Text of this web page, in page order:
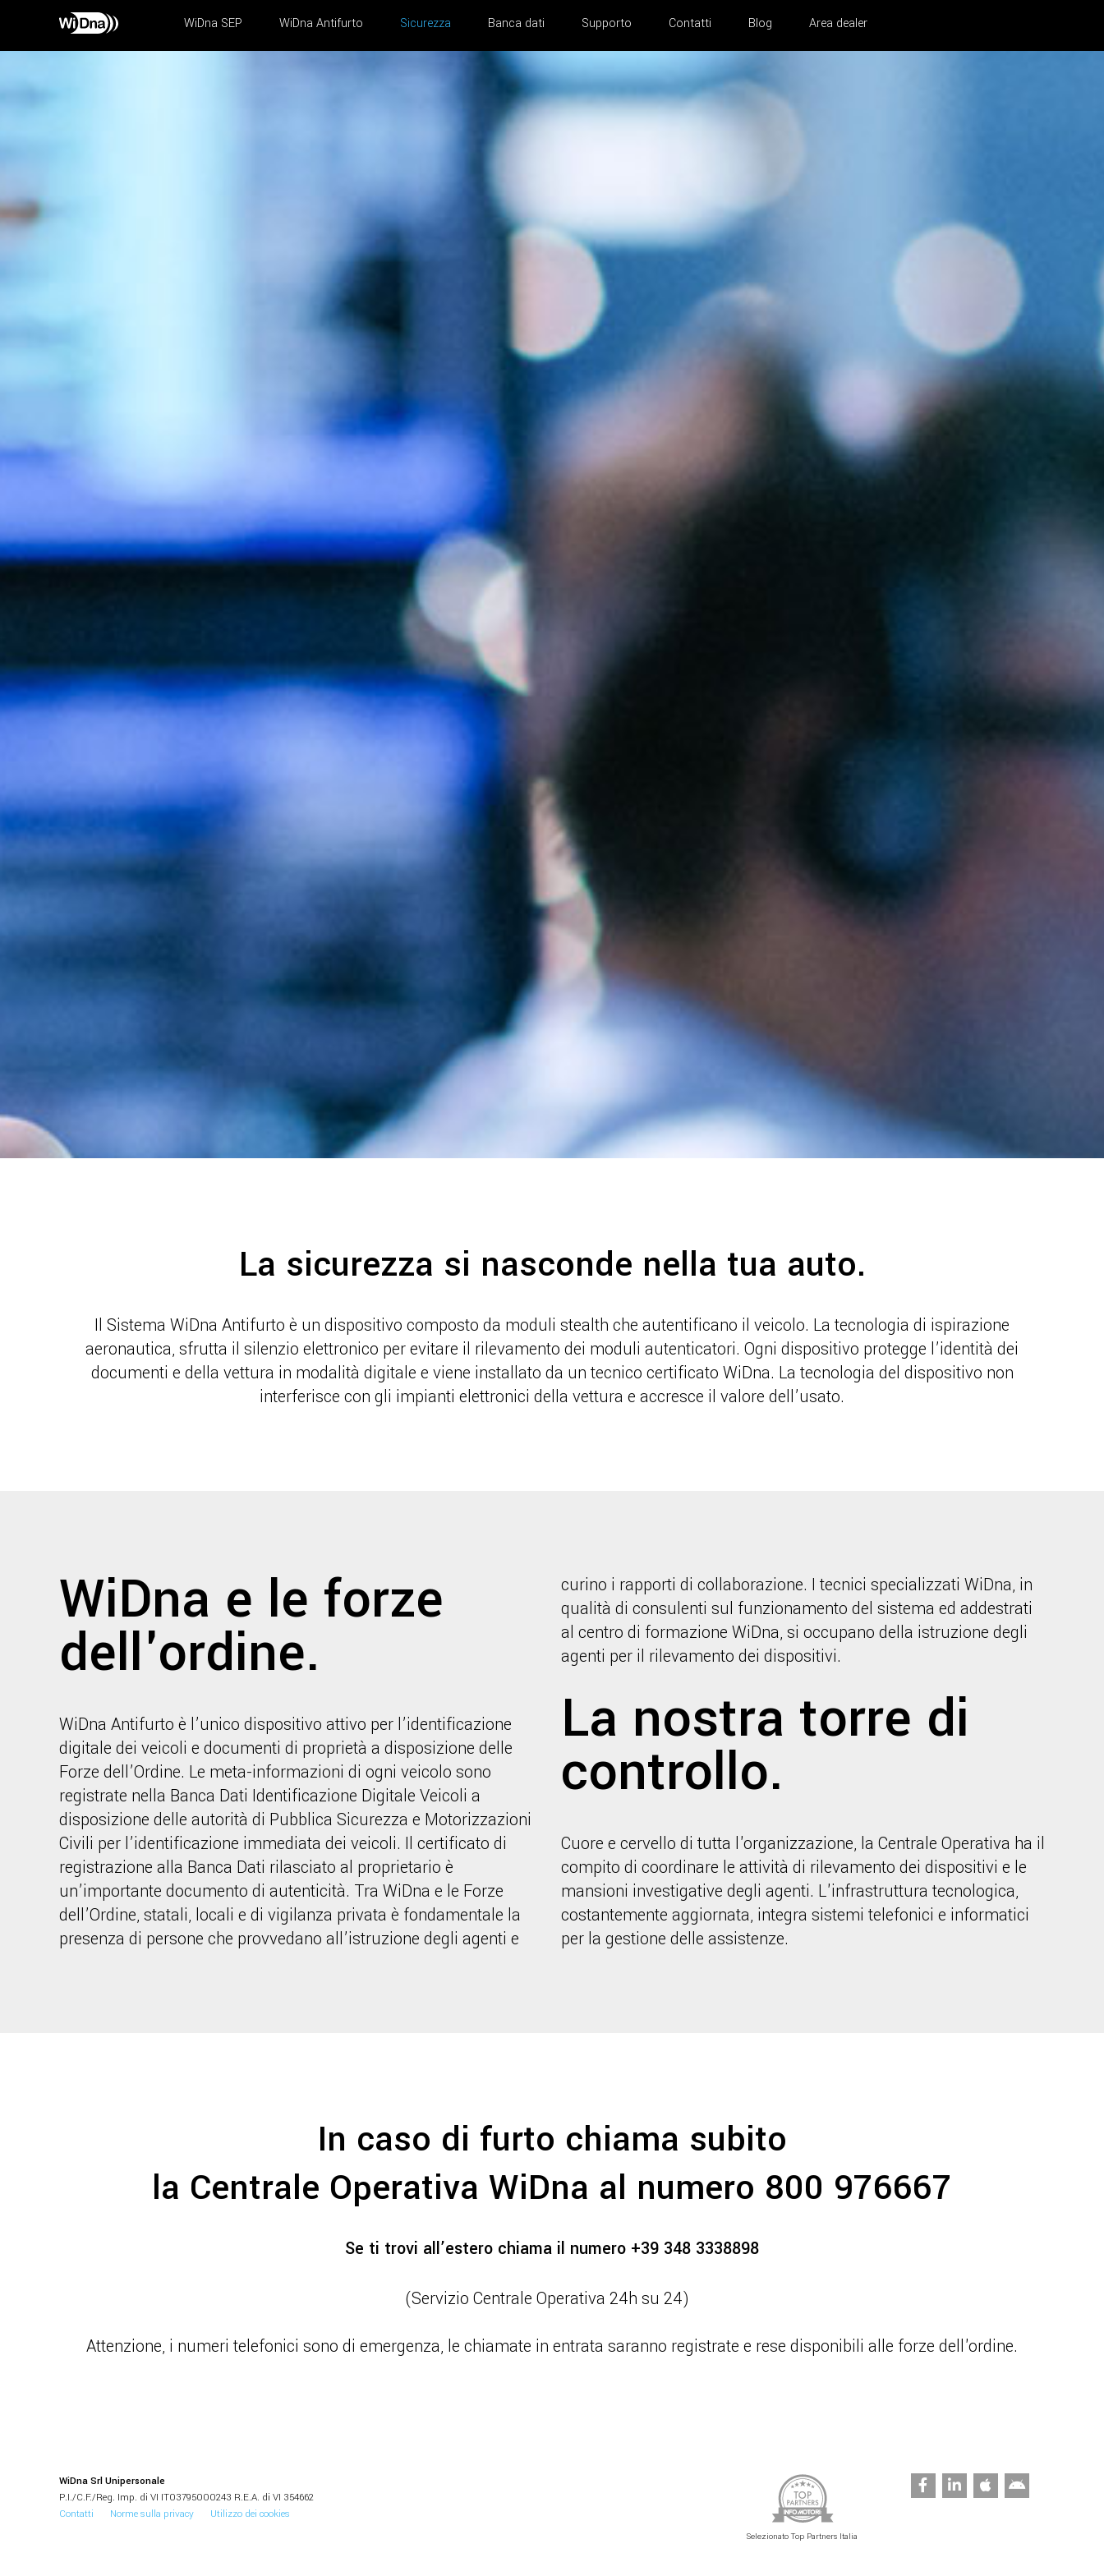
WiDna SEP WiDna Antifurto Sicurezza Banca dati Supporto Contatti Blog Area dealer
La sicurezza si nasconde nella tua auto.
Il Sistema WiDna Antifurto è un dispositivo composto da moduli stealth che autentificano il veicolo. La tecnologia di ispirazione
aeronautica, sfrutta il silenzio elettronico per evitare il rilevamento dei moduli autenticatori. Ogni dispositivo protegge l’identità dei
documenti e della vettura in modalità digitale e viene installato da un tecnico certificato WiDna. La tecnologia del dispositivo non
interferisce con gli impianti elettronici della vettura e accresce il valore dell’usato.
WiDna e le forze
dell'ordine.
WiDna Antifurto è l’unico dispositivo attivo per l’identificazione
digitale dei veicoli e documenti di proprietà a disposizione delle
Forze dell’Ordine. Le meta-informazioni di ogni veicolo sono
registrate nella Banca Dati Identificazione Digitale Veicoli a
disposizione delle autorità di Pubblica Sicurezza e Motorizzazioni
Civili per l’identificazione immediata dei veicoli. Il certificato di
registrazione alla Banca Dati rilasciato al proprietario è
un’importante documento di autenticità. Tra WiDna e le Forze
dell’Ordine, statali, locali e di vigilanza privata è fondamentale la
presenza di persone che provvedano all’istruzione degli agenti e
curino i rapporti di collaborazione. I tecnici specializzati WiDna, in
qualità di consulenti sul funzionamento del sistema ed addestrati
al centro di formazione WiDna, si occupano della istruzione degli
agenti per il rilevamento dei dispositivi.
La nostra torre di
controllo.
Cuore e cervello di tutta l'organizzazione, la Centrale Operativa ha il
compito di coordinare le attività di rilevamento dei dispositivi e le
mansioni investigative degli agenti. L'infrastruttura tecnologica,
costantemente aggiornata, integra sistemi telefonici e informatici
per la gestione delle assistenze.
In caso di furto chiama subito
la Centrale Operativa WiDna al numero 800 976667
Se ti trovi all’estero chiama il numero +39 348 3338898
(Servizio Centrale Operativa 24h su 24)
Attenzione, i numeri telefonici sono di emergenza, le chiamate in entrata saranno registrate e rese disponibili alle forze dell'ordine.
WiDna Srl Unipersonale
P.I./C.F./Reg. Imp. di VI IT03795000243 R.E.A. di VI 354662
Contatti
Norme sulla privacy Utilizzo dei cookies
Selezionato Top Partners Italia